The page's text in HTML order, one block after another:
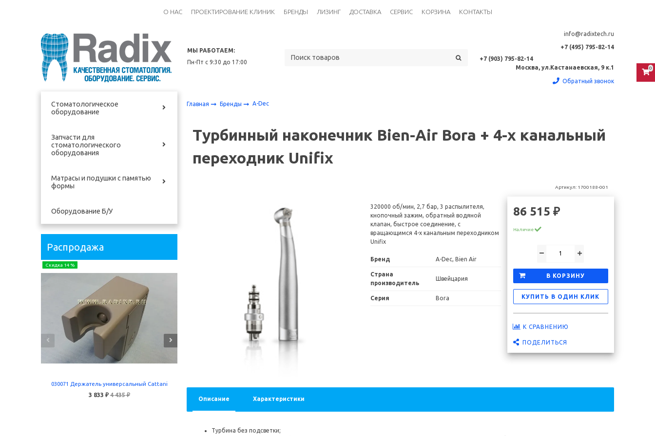
О НАС ПРОЕКТИРОВАНИЕ КЛИНИК БРЕНДЫ ЛИЗИНГ ДОСТАВКА СЕРВИС КОРЗИНА КОНТАКТЫ
МЫ РАБОТАЕМ:
Пн-Пт с 9:30 до 17:00
info@radixtech.ru
+7 (495) 795-82-14
+7 (903) 795-82-14
Москва, ул.Кастанаевская, 9 к.1
Обратный звонок
Стоматологическое
оборудование
Запчасти для
стоматологического
оборудования
Матрасы и подушки с памятью
формы
Оборудование Б/У
Распродажа
Скидка 14 %
030071 Держатель универсальный Cattani
3 833 ₽ 4 435 ₽
Главная Бренды A-Dec
Турбинный наконечник Bien-Air Bora + 4-х канальный
переходник Unifix
Артикул: 1700188-001
320000 об/мин, 2,7 бар, 3 распылителя,
кнопочный зажим, обратный водяной
клапан, быстрое соединение, с
вращающимся 4-х канальным переходником
Unifix
Бренд A-Dec, Bien Air
Страна
производитель
Швейцария
Серия Bora
86 515 ₽
Наличие
В КОРЗИНУ
КУПИТЬ В ОДИН КЛИК
К СРАВНЕНИЮ
ПОДЕЛИТЬСЯ
Описание Характеристики
Турбина без подсветки;
0